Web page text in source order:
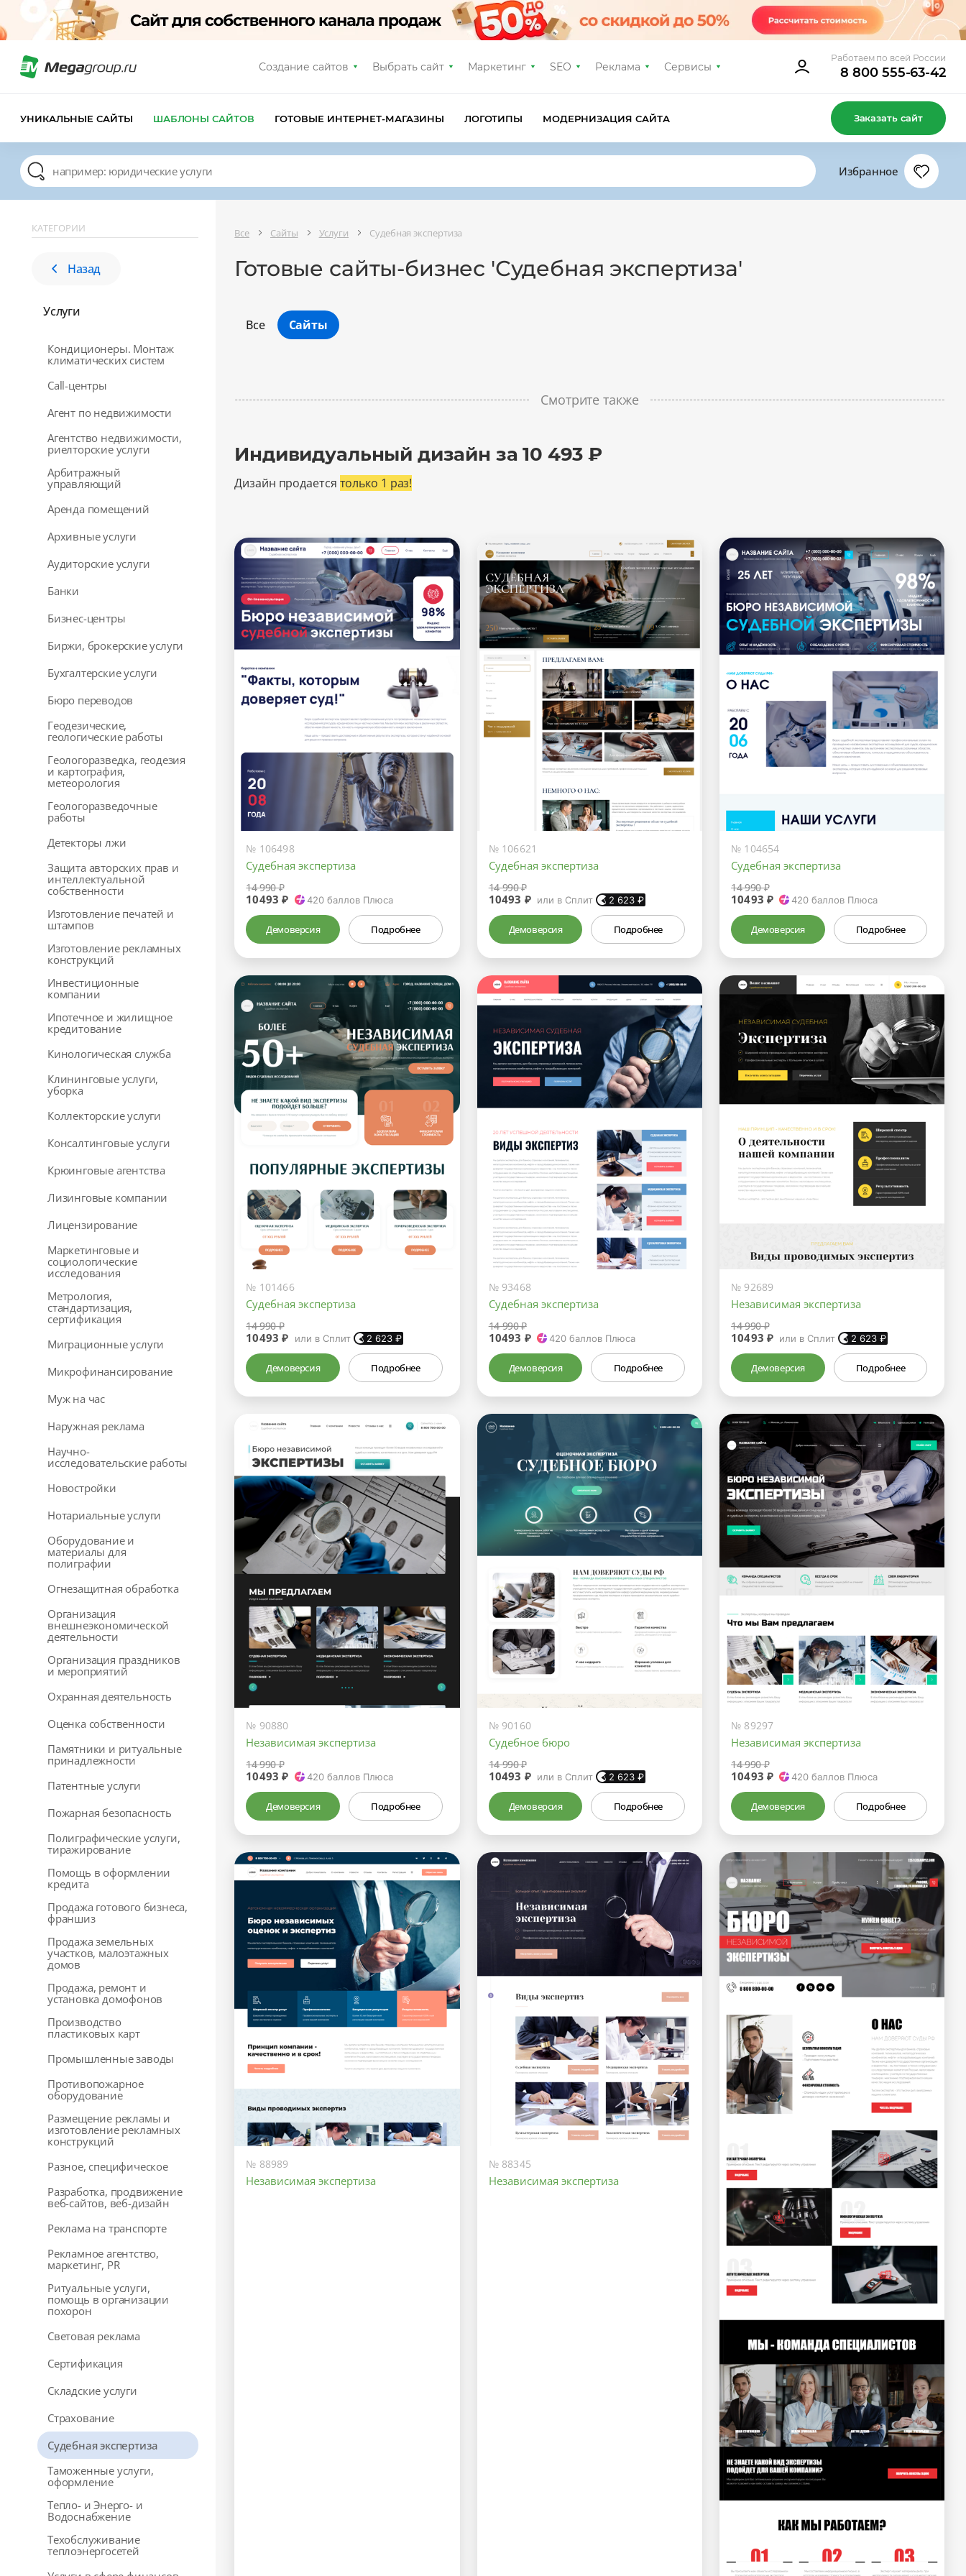
Создание сайтов Выбрать сайт Маркетинг SEO Реклама Сервисы
Работаем по всей России
8 800 555-63-42
УНИКАЛЬНЫЕ САЙТЫ ШАБЛОНЫ САЙТОВ ГОТОВЫЕ ИНТЕРНЕТ-МАГАЗИНЫ ЛОГОТИПЫ МОДЕРНИЗАЦИЯ САЙТА Заказать сайт
Избранное
КАТЕГОРИИ
Назад
Услуги
Кондиционеры. Монтаж
климатических систем
Call-центры
Агент по недвижимости
Агентство недвижимости,
риелторские услуги
Арбитражный
управляющий
Аренда помещений
Архивные услуги
Аудиторские услуги
Банки
Бизнес-центры
Биржи, брокерские услуги
Бухгалтерские услуги
Бюро переводов
Геодезические,
геологические работы
Геологоразведка, геодезия
и картография,
метеорология
Геологоразведочные
работы
Детекторы лжи
Защита авторских прав и
интеллектуальной
собственности
Изготовление печатей и
штампов
Изготовление рекламных
конструкций
Инвестиционные
компании
Ипотечное и жилищное
кредитование
Кинологическая служба
Клининговые услуги,
уборка
Коллекторские услуги
Консалтинговые услуги
Крюинговые агентства
Лизинговые компании
Лицензирование
Маркетинговые и
социологические
исследования
Метрология,
стандартизация,
сертификация
Миграционные услуги
Микрофинансирование
Муж на час
Наружная реклама
Научно-
исследовательские работы
Новостройки
Нотариальные услуги
Оборудование и
материалы для
полиграфии
Огнезащитная обработка
Организация
внешнеэкономической
деятельности
Организация праздников
и мероприятий
Охранная деятельность
Оценка собственности
Памятники и ритуальные
принадлежности
Патентные услуги
Пожарная безопасность
Полиграфические услуги,
тиражирование
Помощь в оформлении
кредита
Продажа готового бизнеса,
франшиз
Продажа земельных
участков, малоэтажных
домов
Продажа, ремонт и
установка домофонов
Производство
пластиковых карт
Промышленные заводы
Противопожарное
оборудование
Размещение рекламы и
изготовление рекламных
конструкций
Разное, специфическое
Разработка, продвижение
веб-сайтов, веб-дизайн
Реклама на транспорте
Рекламное агентство,
маркетинг, PR
Ритуальные услуги,
помощь в организации
похорон
Световая реклама
Сертификация
Складские услуги
Страхование
Судебная экспертиза
Таможенные услуги,
оформление
Тепло- и Энерго- и
Водоснабжение
Техобслуживание
теплоэнергосетей
Все Сайты Услуги Судебная экспертиза
Готовые сайты-бизнес 'Судебная экспертиза'
Все Сайты
Смотрите также
Индивидуальный дизайн за 10 493 ₽
Дизайн продается только 1 раз!
№ 106498
Судебная экспертиза
14 990 ₽
10493 ₽ 420баллов Плюса
Демоверсия Подробнее
№ 106621
Судебная экспертиза
14 990 ₽
10493 ₽ или в Сплит 2 623 ₽
Демоверсия Подробнее
№ 104654
Судебная экспертиза
14 990 ₽
10493 ₽ 420 баллов Плюса
Демоверсия Подробнее
№ 101466
Судебная экспертиза
14 990 ₽
10493 ₽ или в Сплит 2 623₽
Демоверсия Подробнее
№ 93468
Судебная экспертиза
14 990 ₽
10493 ₽ 420 баллов Плюса
Демоверсия Подробнее
№ 92689
Независимая экспертиза
14 990 ₽
10493 ₽ или в Сплит 2 623 ₽
Демоверсия Подробнее
№ 90880
Независимая экспертиза
14 990 ₽
10493 ₽ 420баллов Плюса
Демоверсия Подробнее
№ 90160
Судебное бюро
14 990 ₽
10493 ₽ или в Сплит 2 623 ₽
Демоверсия Подробнее
№ 89297
Независимая экспертиза
14 990 ₽
10493 ₽ 420 баллов Плюса
Демоверсия Подробнее
№ 88989
Независимая экспертиза
№ 88345
Независимая экспертиза